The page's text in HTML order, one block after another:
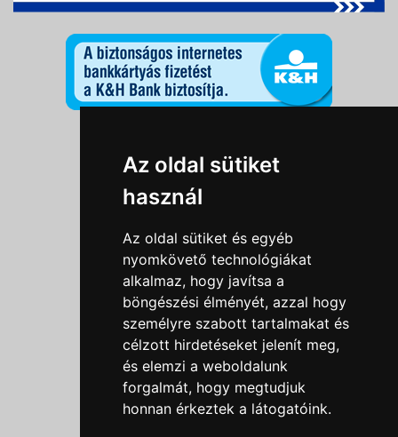
Az oldal sütiket
használ
Az oldal sütiket és egyéb
nyomkövető technológiákat
alkalmaz, hogy javítsa a
böngészési élményét, azzal hogy
személyre szabott tartalmakat és
célzott hirdetéseket jelenít meg,
és elemzi a weboldalunk
forgalmát, hogy megtudjuk
honnan érkeztek a látogatóink.
Információk
Általános szerződési feltételek
Impresszum
Nyereményjáték szabály
Outlet nap nyereményjáték szabályzat
Süti beállítások
Menü
Ajánlatkérés
Szakmai tippek / Újdonságok